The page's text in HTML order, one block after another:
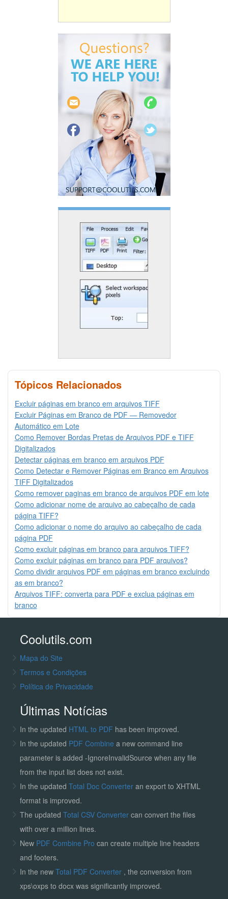
Tópicos Relacionados
Excluir páginas em branco em arquivos TIFF
Excluir Páginas em Branco de PDF — Removedor
Automático em Lote
Como Remover Bordas Pretas de Arquivos PDF e TIFF
Digitalizados
Detectar páginas em branco em arquivos PDF
Como Detectar e Remover Páginas em Branco em Arquivos
TIFF Digitalizados
Como remover paginas em branco de arquivos PDF em lote
Como adicionar nome de arquivo ao cabeçalho de cada
página TIFF?
Como adicionar o nome do arquivo ao cabeçalho de cada
página PDF
Como excluir páginas em branco para arquivos TIFF?
Como excluir páginas em branco para PDF arquivos?
Como dividir arquivos PDF em páginas em branco excluindo
as em branco?
Arquivos TIFF: converta para PDF e exclua páginas em
branco
Coolutils.com
Mapa do Site
Termos e Condições
Política de Privacidade
Últimas Notícias
In the updated HTML to PDF has been improved.
In the updated PDF Combine a new command line
parameter is added -IgnoreInvalidSource when any file
from the input list does not exist.
In the updated Total Doc Converter an export to XHTML
format is improved.
The updated Total CSV Convertercan convert the files
with over a million lines.
New PDF Combine Pro can create multiple line headers
and footers.
In the new Total PDF Converter , the conversion from
xps\oxps to docx was significantly improved.